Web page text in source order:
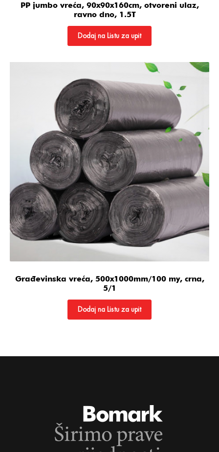
PP jumbo vreća, 90x90x160cm, otvoreni ulaz,
ravno dno, 1.5T
Dodaj na Listu za upit
Građevinska vreća, 500x1000mm/100 my, crna,
5/1
Dodaj na Listu za upit